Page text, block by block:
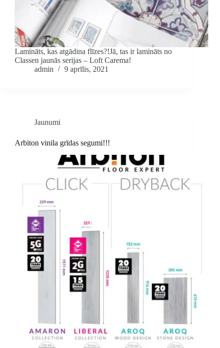
Lamināts, kas atgādina flīzes?!Jā, tas ir lamināts no
Classen jaunās serijas – Loft Carema!
admin
9 aprīlis, 2021
Jaunumi
Arbiton vinila grīdas segumi!!!